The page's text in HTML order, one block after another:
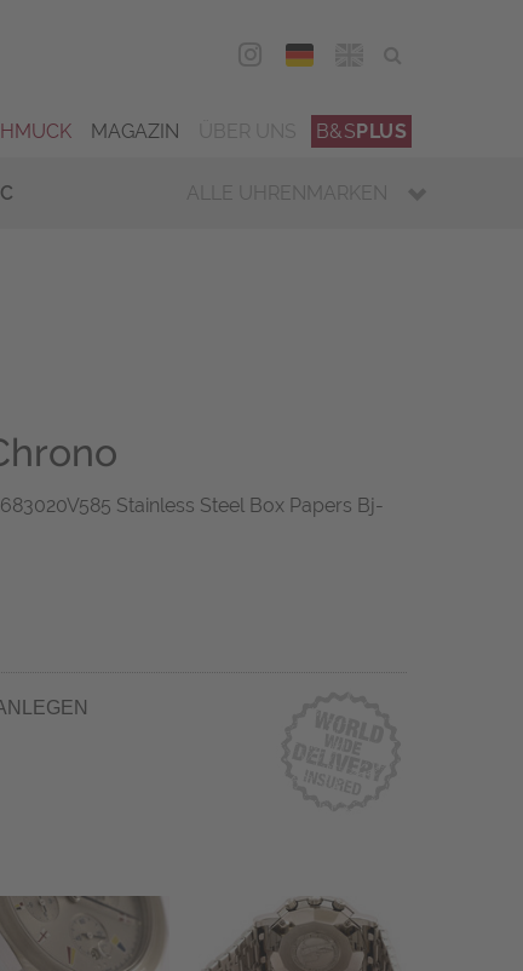
DEU
MAGAZIN B&SPLUS
ALLE UHRENMARKEN
Stainless Steel Box Papers Bj-